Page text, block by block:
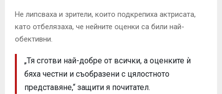
Не липсваха и зрители, които подкрепиха актрисата,
като отбелязаха, че нейните оценки са били най-
обективни.
„Тя сготви най-добре от всички, а оценките ѝ
бяха честни и съобразени с цялостното
представяне,“ защити я почитател.